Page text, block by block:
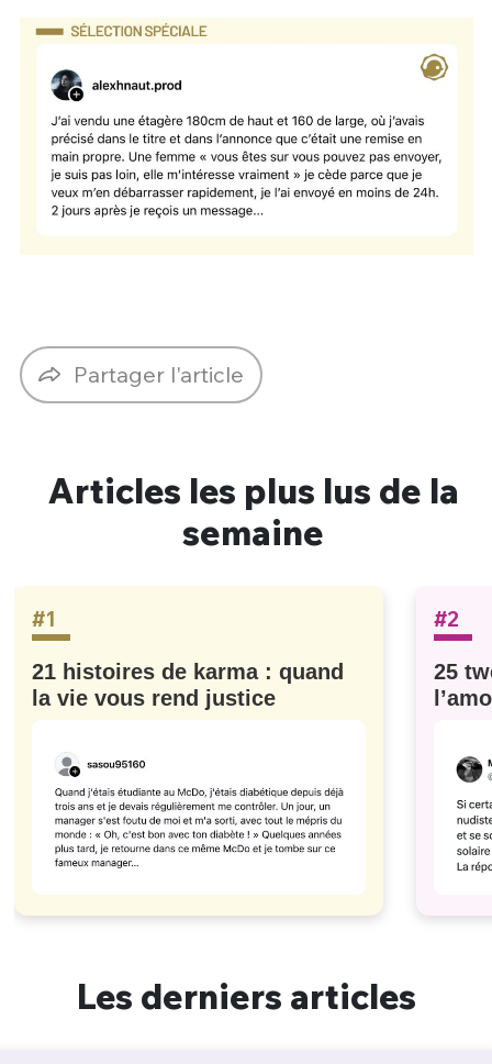
Partager l'article
Articles les plus lus de la
semaine
#1
21 histoires de karma : quand
la vie vous rend justice
#2
25
Les derniers articles